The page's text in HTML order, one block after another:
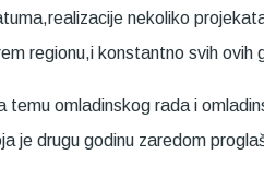
nekoliko
regionu,i konstantno svih ovih
temu omladinskog rada i
je drugu godinu zaredom